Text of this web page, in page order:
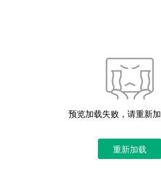
预览加载失败，请重新
重新加载